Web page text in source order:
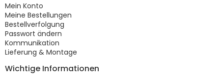
Mein Konto
Meine Bestellungen
Bestellverfolgung
Passwort ändern
Kommunikation
Lieferung & Montage
Wichtige Informationen